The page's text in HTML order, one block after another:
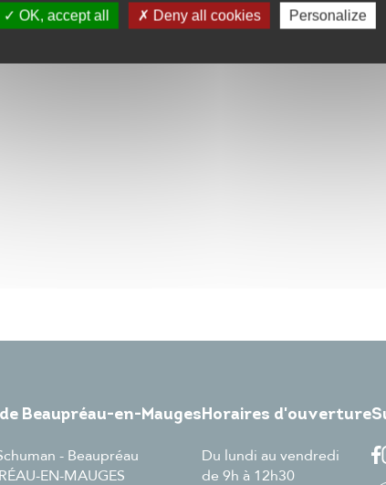
Beaupréau-en-Mauges
- Beaupréau
EN-MAUGES
Horaires d'ouverture
Du lundi au vendredi
de 9h à 12h30
OK, accept all Deny all cookies Personalize